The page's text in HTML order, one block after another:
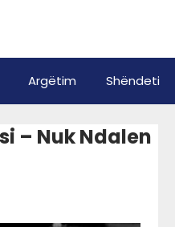
Argëtim Shëndeti
– Nuk Ndalen